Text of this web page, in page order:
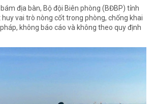
địa bàn, Bộ đội Biên phòng (BĐBP) tỉnh
huy vai trò nòng cốt trong phòng, chống khai
không báo cáo và không theo quy định